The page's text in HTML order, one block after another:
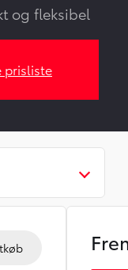
og fleksibel
prisliste